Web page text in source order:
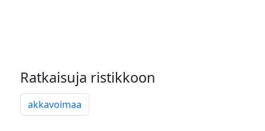
Ratkaisuja ristikkoon
akkavoimaa